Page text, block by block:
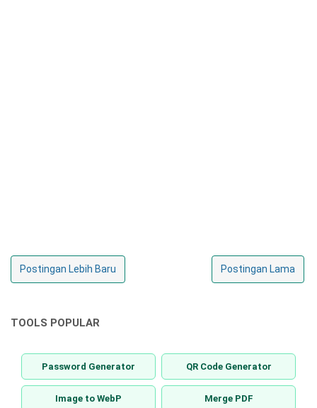
Postingan Lebih Baru Postingan Lama
TOOLS POPULAR
Password Generator QR Code Generator
Image to WebP Merge PDF